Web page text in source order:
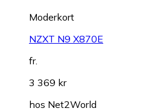
Moderkort
NZXT N9 X870E
fr.
3 369 kr
hos Net2World